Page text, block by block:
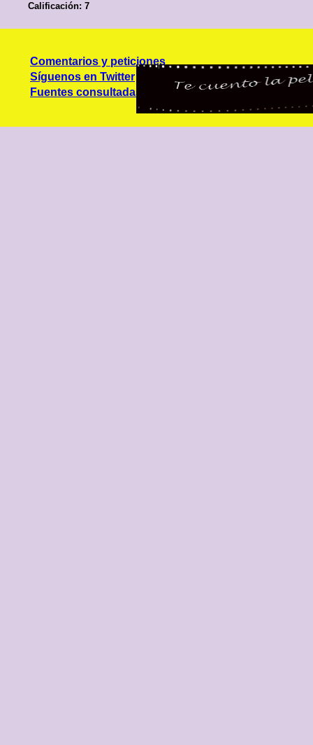
Calificación: 7
Comentarios y peticiones
Síguenos en Twitter
Fuentes consultadas